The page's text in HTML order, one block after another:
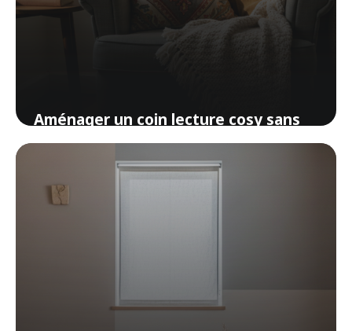
Aménager un coin lecture cosy sans
se ruiner